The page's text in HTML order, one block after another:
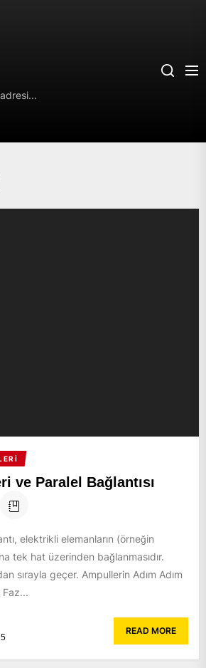
ve Paralel Bağlantısı
elektrikli elemanların (örneğin
tek hat üzerinden bağlanmasıdır.
sırayla geçer. Ampullerin Adım Adım
Faz...
READ MORE